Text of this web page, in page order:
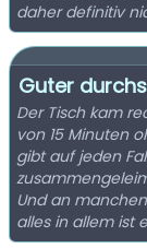
daher definitiv
Guter
Der Tisch kam
von 15 Minuten
gibt auf jeden
Und an
alles in allem ist